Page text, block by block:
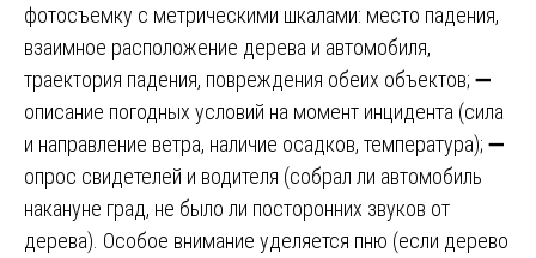
фотосъемку с метрическими шкалами: место падения,
взаимное расположение дерева и автомобиля,
траектория падения, повреждения обеих объектов; ➖
описание погодных условий на момент инцидента (сила
и направление ветра, наличие осадков, температура); ➖
опрос свидетелей и водителя (собрал ли автомобиль
накануне град, не было ли посторонних звуков от
дерева). Особое внимание уделяется пню (если дерево